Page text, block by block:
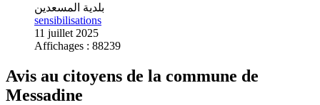
بلدية المسعدين
sensibilisations
11 juillet 2025
Affichages : 88239
Avis au citoyens de la commune de
Messadine